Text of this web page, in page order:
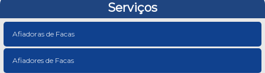
Serviços
Afiadoras de Facas
Afiadores de Facas